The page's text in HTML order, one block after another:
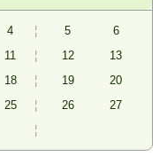
4 ¦ 5
6
11 ¦ 12
13
18 ¦ 19
20
25 ¦ 26
27
¦